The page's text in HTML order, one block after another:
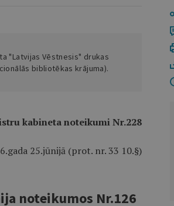
"Latvijas Vēstnesis" drukas
bibliotēkas krājuma).
kabineta noteikumi Nr.228
25.jūnijā (prot. nr. 33 10.§)
noteikumos Nr.126